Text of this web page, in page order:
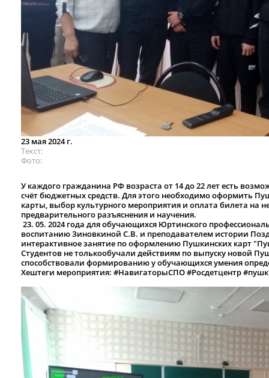
23 мая 2024 г.
Текст
Фото
У каждого гражданина РФ возраста от 14 до 22 лет есть
счёт бюджетных средств. Для этого необходимо оформить
карты, выбор культурного мероприятия и оплата билета на
предварительного разъяснения и научения.
23. 05. 2024 года для обучающихся Юртинского
воспитанию Зиновкиной С.В. и преподавателем истории
интерактивное занятие по оформлению Пушкинских карт
Студентов не толькообучали действиям по выпуску новой
способствовали формированию у обучающихся умения
Хештеги мероприятия: #НавигаторыСПО #Росдетцентр